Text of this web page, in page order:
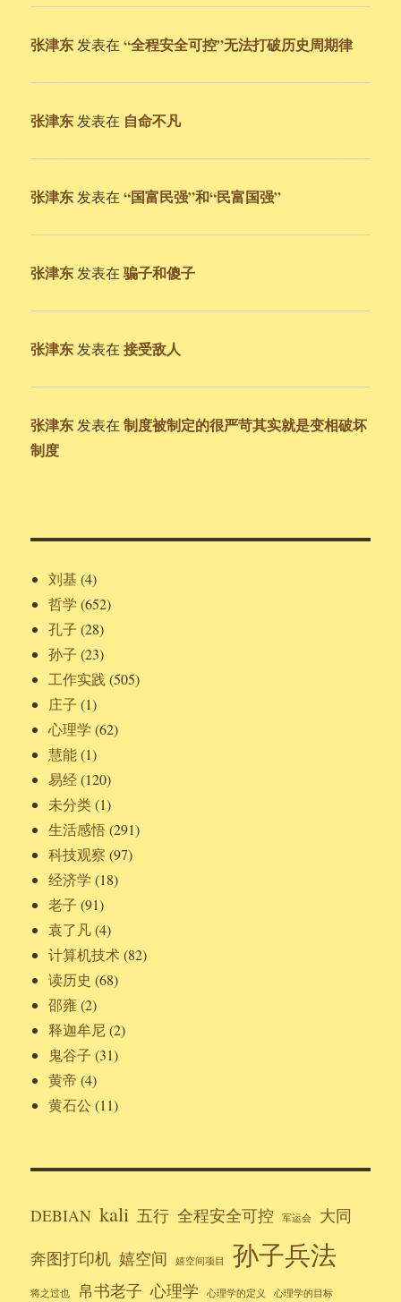
张津东 发表在“全程安全可控”无法打破历史周期律
张津东 发表在 自命不凡
张津东 发表在“国富民强”和“民富国强”
张津东 发表在骗子和傻子
张津东 发表在接受敌人
张津东 发表在制度被制定的很严苛其实就是变相破坏
制度
刘基 (4)
哲学 (652)
孔子 (28)
孙子 (23)
工作实践 (505)
庄子 (1)
心理学 (62)
慧能(1)
易经(120)
未分类(1)
生活感悟(291)
科技观察 (97)
经济学 (18)
老子 (91)
袁了凡(4)
计算机技术(82)
读历史 (68)
邵雍 (2)
释迦牟尼(2)
鬼谷子 (31)
黄帝 (4)
黄石公 (11)
DEBIAN kali 五行 全程安全可控 军运会
大同
奔图打印机 嬉空间 嬉空间项目 孙子兵法
将之过也 帛书老子 心理学 心理学的定义 心理学的目标